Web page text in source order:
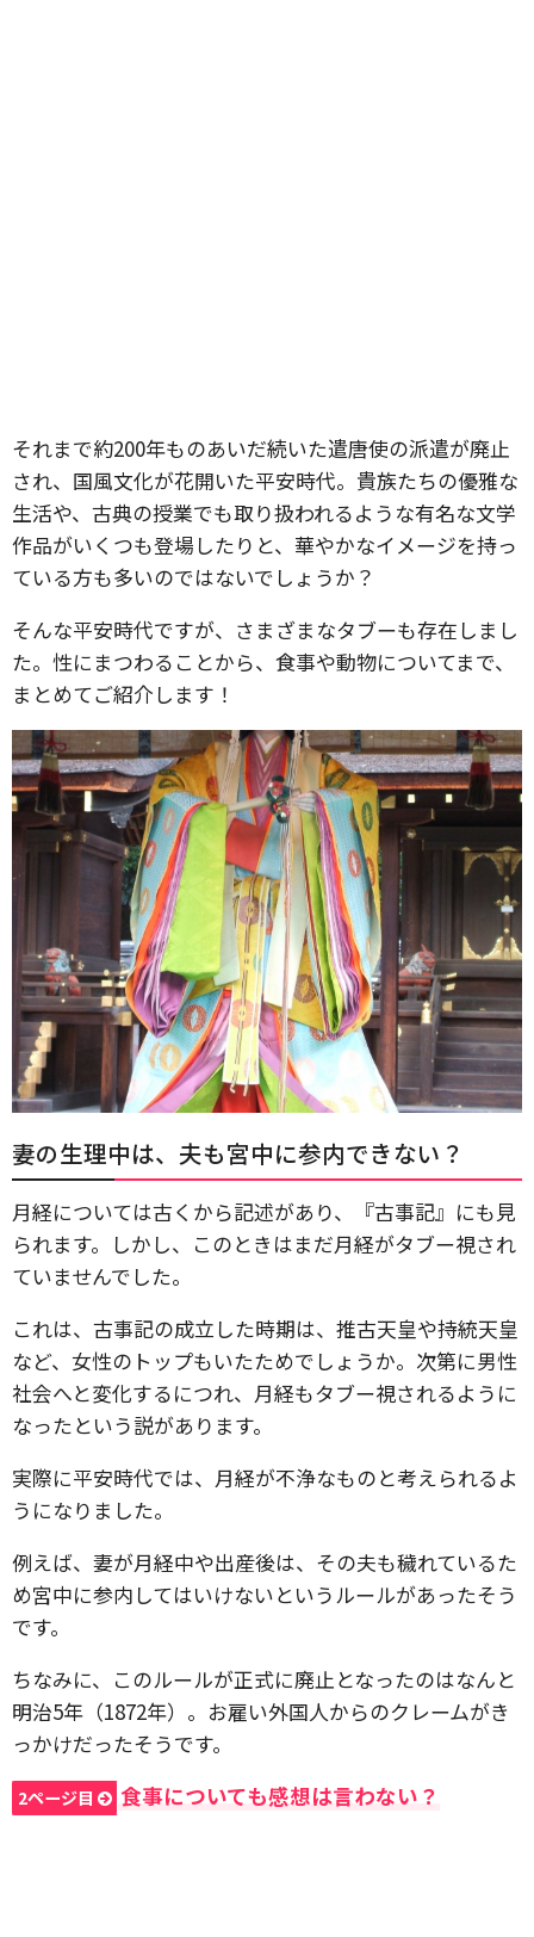
それまで約200年ものあいだ続いた遣唐使の派遣が廃止
され、国風文化が花開いた平安時代。貴族たちの優雅な
生活や、古典の授業でも取り扱われるような有名な文学
作品がいくつも登場したりと、華やかなイメージを持っ
ている方も多いのではないでしょうか？
そんな平安時代ですが、さまざまなタブーも存在しまし
た。性にまつわることから、食事や動物についてまで、
まとめてご紹介します！
妻の生理中は、夫も宮中に参内できない？
月経については古くから記述があり、『古事記』にも見
られます。しかし、このときはまだ月経がタブー視され
ていませんでした。
これは、古事記の成立した時期は、推古天皇や持統天皇
など、女性のトップもいたためでしょうか。次第に男性
社会へと変化するにつれ、月経もタブー視されるように
なったという説があります。
実際に平安時代では、月経が不浄なものと考えられるよ
うになりました。
例えば、妻が月経中や出産後は、その夫も穢れているた
め宮中に参内してはいけないというルールがあったそう
です。
ちなみに、このルールが正式に廃止となったのはなんと
明治5年（1872年）。お雇い外国人からのクレームがき
っかけだったそうです。
2ページ目 食事についても感想は言わない？